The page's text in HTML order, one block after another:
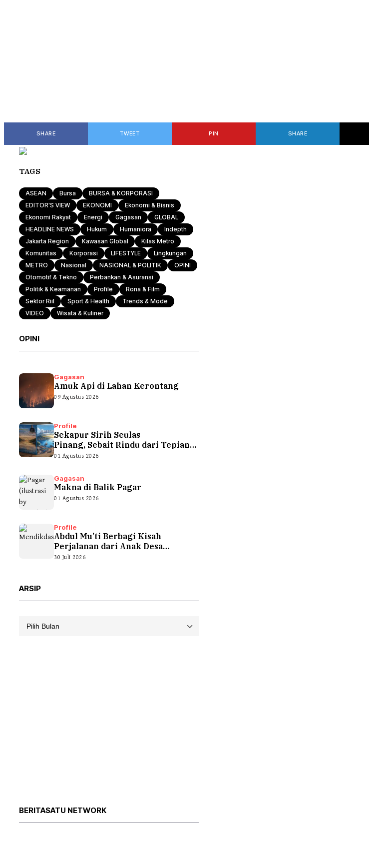
SHARE TWEET PIN SHARE
TAGS
ASEAN Bursa
BURSA & KORPORASI
EDITOR'S VIEW
EKONOMI
Ekonomi & Bisnis
Ekonomi Rakyat
Energi Gagasan
GLOBAL
HEADLINE NEWS
Hukum Humaniora
Indepth
Jakarta Region
Kawasan Global
Kilas Metro
Komunitas
Korporasi LIFESTYLE
Lingkungan
METRO
Nasional NASIONAL & POLITIK
OPINI
Otomotif & Tekno
Perbankan & Asuransi
Politik & Keamanan
Profile
Rona & Film
Sektor Riil
Sport & Health
Trends & Mode
VIDEO
Wisata & Kuliner
OPINI
Gagasan
Amuk Api di Lahan Kerontang
09 Agustus 2026
Profile
Sekapur Sirih Seulas
Pinang, Sebait Rindu dari Tepian
Teluk
01 Agustus 2026
Gagasan
Makna di Balik Pagar
01 Agustus 2026
Profile
Abdul Mu’ti Berbagi Kisah
Perjalanan dari Anak Desa
hingga...
30 Juli 2026
ARSIP
BERITASATU NETWORK